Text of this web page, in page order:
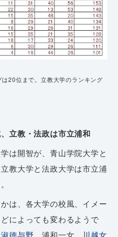
まで。立教大学のランキング
立教・法政は市立浦和
は開智が、青山学院大学と
教大学と法政大学は市立浦
は、各大学の校風、イメー
によっても変わるようで